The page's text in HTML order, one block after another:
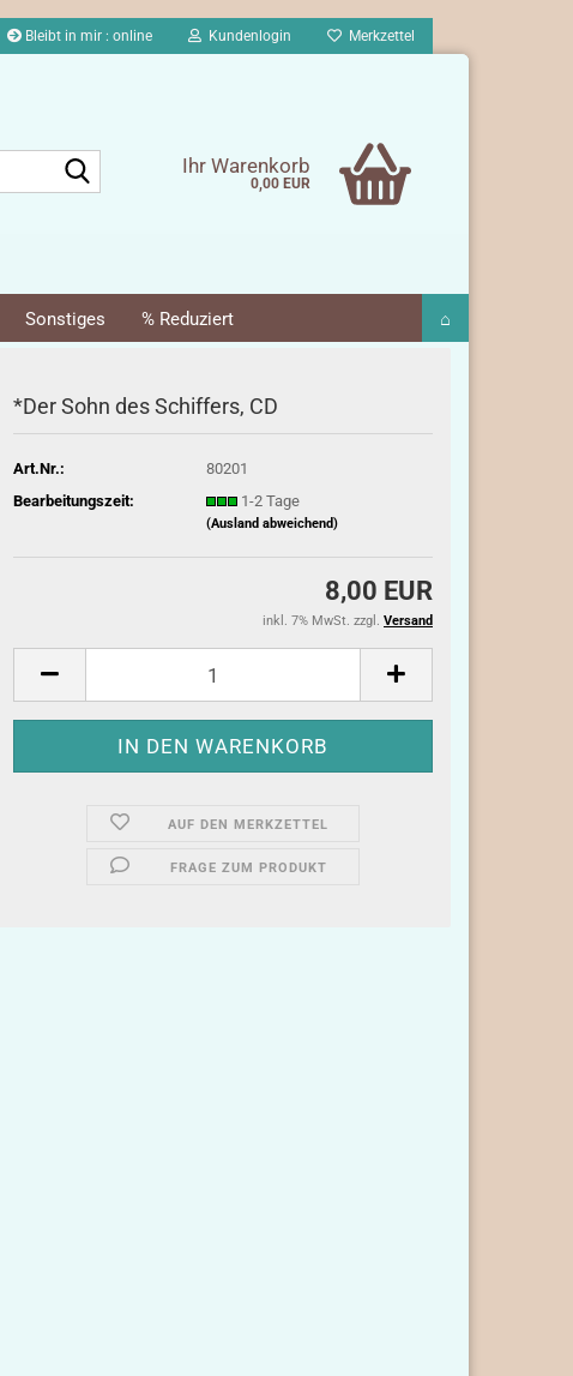
Bleibt in mir : online Kundenlogin Merkzettel
Ihr Warenkorb
0,00 EUR
Sonstiges % Reduziert ⌂
*Der Sohn des Schiffers, CD
Art.Nr.:
80201
Bearbeitungszeit:
1-2 Tage
(Ausland abweichend)
8,00 EUR
inkl. 7% MwSt. zzgl. Versand
AUF DEN MERKZETTEL
FRAGE ZUM PRODUKT